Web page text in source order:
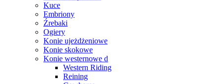
Kuce
Embriony
Źrebaki
Ogiery
Konie ujeżdżeniowe
Konie skokowe
Konie westernowe d
Western Riding
Reining